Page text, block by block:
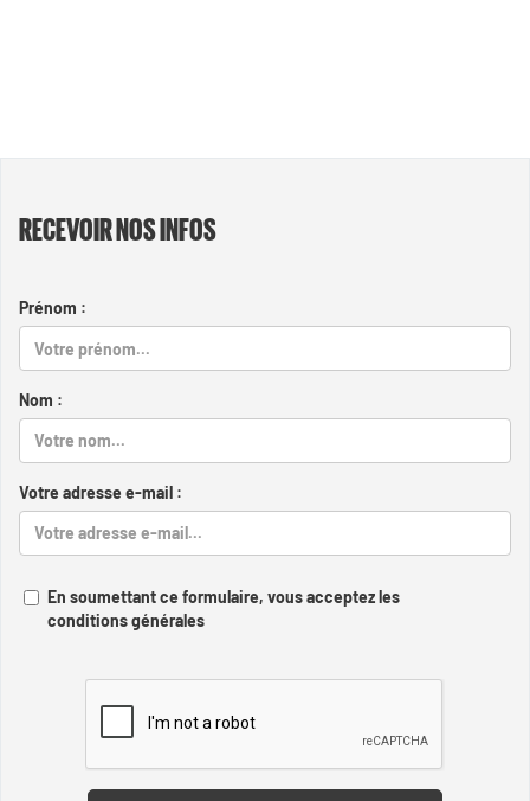
RECEVOIR NOS INFOS
Prénom :
Nom :
Votre adresse e-mail :
En soumettant ce formulaire, vous acceptez les
conditions générales